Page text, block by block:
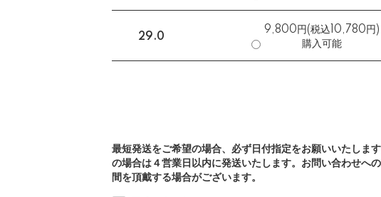
29.0
9,800円(税込10,780円)
購入可能
最短発送をご希望の場合、必ず日付指定をお願いいたしま
の場合は４営業日以内に発送いたします。お問い合わせへ
間を頂戴する場合がございます。